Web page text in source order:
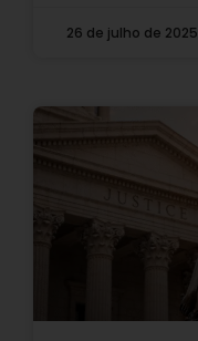
26 de julho de 2025